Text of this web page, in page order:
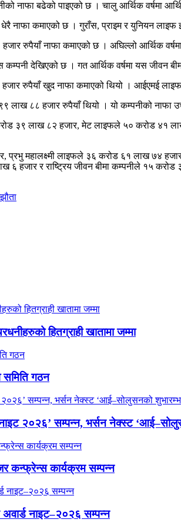
नाफा बढेको पाइएको छ । चालु आर्थिक वर्षमा
नाफा कमाएको छ । गुराँस, प्राइम र युनियन
रुपैयाँ नाफा कमाएको छ । अघिल्लो आर्थिक
कम्पनी देखिएको छ । गत आर्थिक वर्षमा यस
रुपैयाँ खुद नाफा कमाएको थियो । आईएमई
लाख ८८ हजार रुपैयाँ थियो । यो कम्पनीको नाफा
३९ लाख ८२ हजार, मेट लाइफले ५० करोड
प्रभु महालक्ष्मी लाइफले ३६ करोड ६१ लाख ७४
हजार र राष्ट्रिय जीवन बीमा कम्पनीले १५
हितग्राही खातामा जम्मा
समिति गठन
२०२६’ सम्पन्न, भर्सन नेक्स्ट
कन्फ्रेन्स कार्यक्रम सम्पन्न
नाइट–२०२६ सम्पन्न